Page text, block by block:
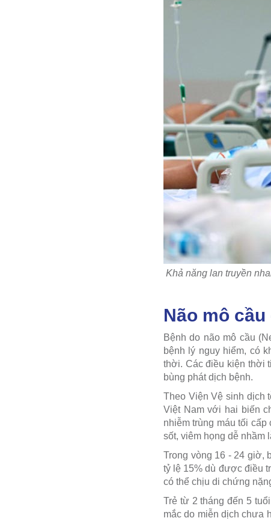
Khả năng lan truyền
Não mô
Bệnh do não mô cầu
bệnh lý nguy hiểm, có
thời. Các điều kiện thời
bùng phát dịch bệnh.
Theo Viện Vệ sinh dịch
Việt Nam với hai biến
nhiễm trùng máu tối
sốt, viêm họng dễ nhầm
Trong vòng 16 - 24 giờ,
tỷ lệ 15% dù được điều
có thể chịu di chứng
Trẻ từ 2 tháng đến 5
mắc do miễn dịch chưa